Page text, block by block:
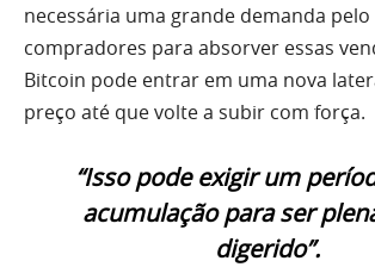
necessária uma grande demanda
compradores para absorver essas
Bitcoin pode entrar em uma nova
preço até que volte a subir com força.
“Isso pode exigir um
acumulação para ser
digerido”.